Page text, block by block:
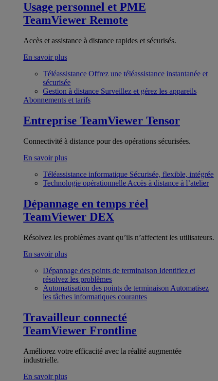
Usage personnel et PME
TeamViewer Remote
Accès et assistance à distance rapides et sécurisés.
En savoir plus
Téléassistance Offrez une téléassistance instantanée et
sécurisée
Gestion à distance Surveillez et gérez les appareils
Abonnements et tarifs
Entreprise TeamViewer Tensor
Connectivité à distance pour des opérations sécurisées.
En savoir plus
Téléassistance informatique Sécurisée, flexible, intégrée
Technologie opérationnelle Accès à distance à l’atelier
Dépannage en temps réel
TeamViewer DEX
Résolvez les problèmes avant qu’ils n’affectent les utilisateurs.
En savoir plus
Dépannage des points de terminaison Identifiez et
résolvez les problèmes
Automatisation des points de terminaison Automatisez
les tâches informatiques courantes
Travailleur connecté
TeamViewer Frontline
Améliorez votre efficacité avec la réalité augmentée
industrielle.
En savoir plus